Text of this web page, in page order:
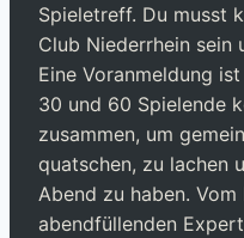
Spieletreff. Du musst
Club Niederrhein sein
Eine Voranmeldung
30 und 60 Spielende
zusammen, um
quatschen, zu lachen
Abend zu haben.
abendfüllenden